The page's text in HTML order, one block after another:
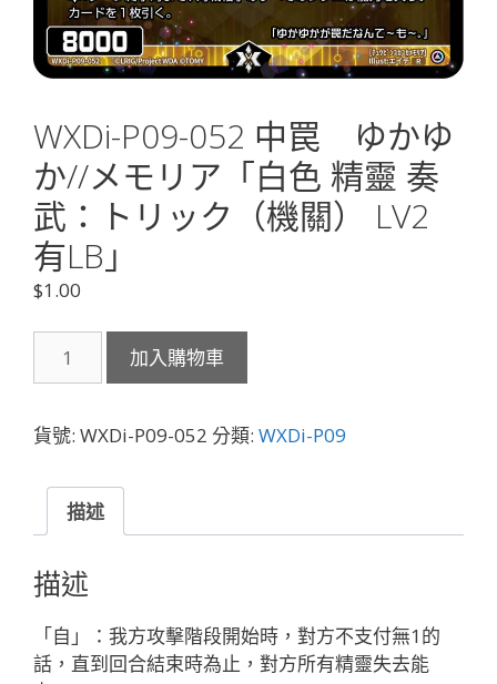
WXDi-P09-052 中罠 ゆかゆ
か//メモリア「白色 精靈 奏
武：トリック（機關） LV2
有LB」
$1.00
P09-
中
ゆ
ゆ
か//
メ
モ
リ
ア
加入購物車
貨號: WXDi-P09-052 分類: WXDi-P09
描述
描述
「自」：我方攻擊階段開始時，對方不支付無1的
話，直到回合結束時為止，對方所有精靈失去能